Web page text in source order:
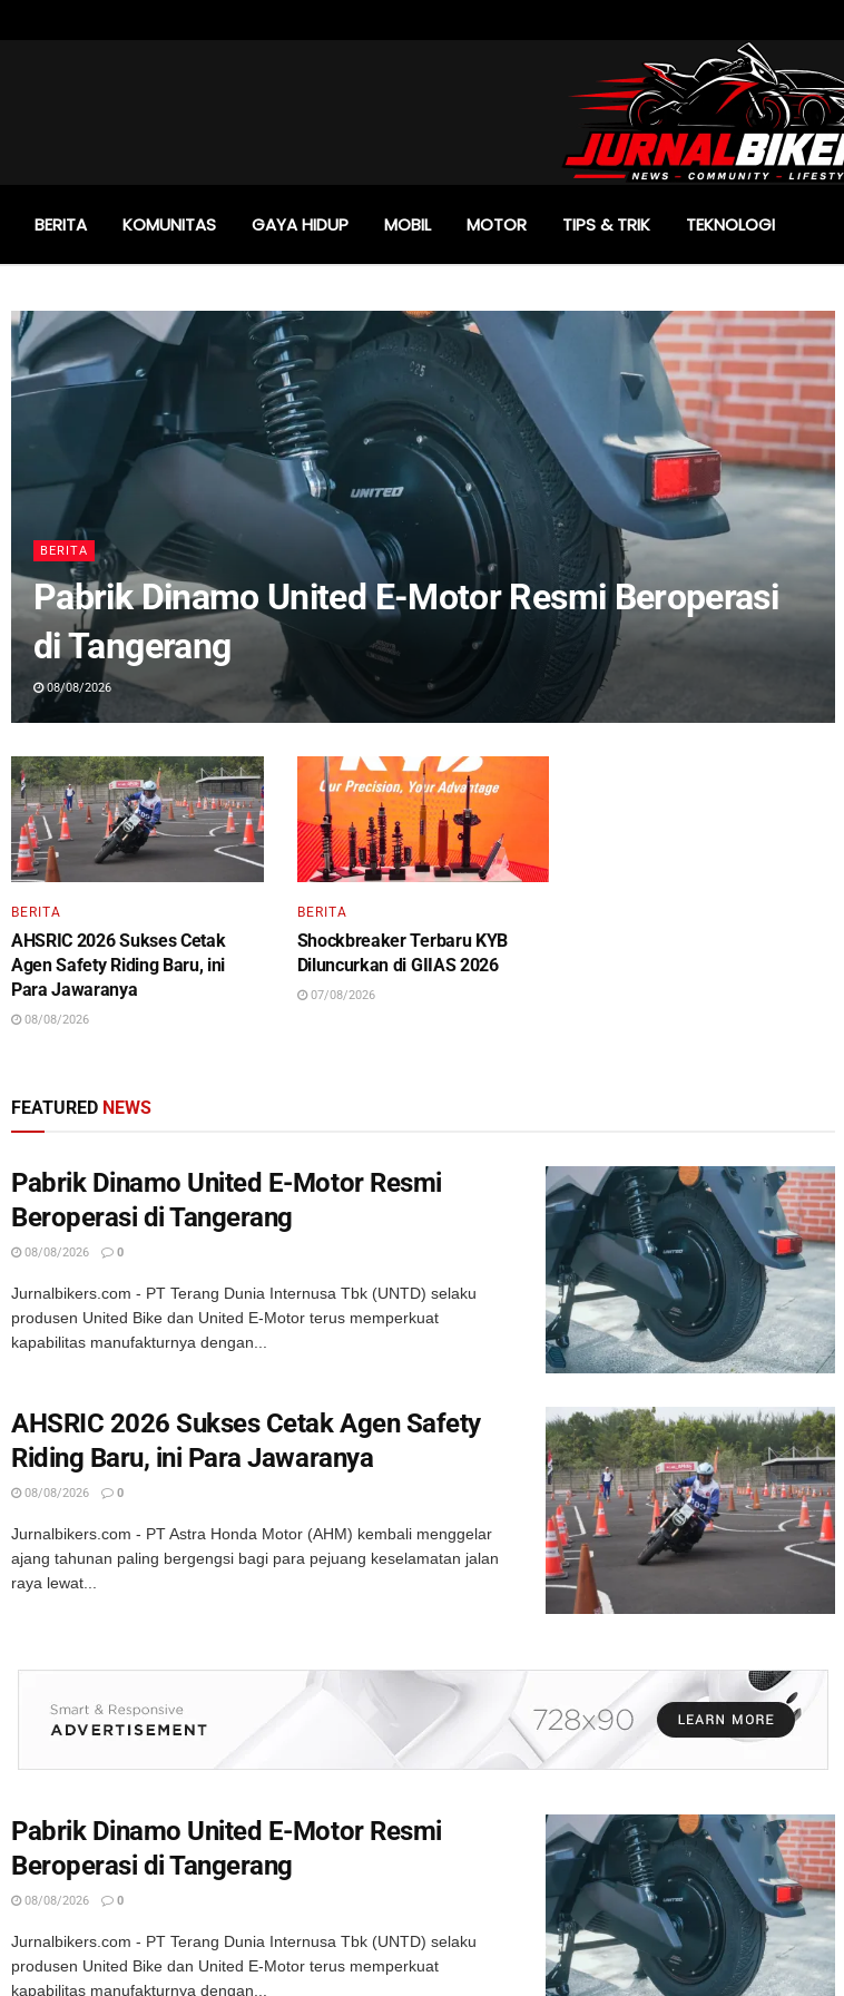
BERITA KOMUNITAS GAYA HIDUP MOBIL MOTOR TIPS & TRIK TEKNOLOGI
BERITA
Pabrik Dinamo United E-Motor Resmi Beroperasi
di Tangerang
08/08/2026
BERITA
AHSRIC 2026 Sukses Cetak
Agen Safety Riding Baru, ini
Para Jawaranya
08/08/2026
BERITA
Shockbreaker Terbaru KYB
Diluncurkan di GIIAS 2026
07/08/2026
FEATURED NEWS
Pabrik Dinamo United E-Motor Resmi
Beroperasi di Tangerang
08/08/2026 0
Jurnalbikers.com - PT Terang Dunia Internusa Tbk (UNTD) selaku
produsen United Bike dan United E-Motor terus memperkuat
kapabilitas manufakturnya dengan...
AHSRIC 2026 Sukses Cetak Agen Safety
Riding Baru, ini Para Jawaranya
08/08/2026 0
Jurnalbikers.com - PT Astra Honda Motor (AHM) kembali menggelar
ajang tahunan paling bergengsi bagi para pejuang keselamatan jalan
raya lewat...
Pabrik Dinamo United E-Motor Resmi
Beroperasi di Tangerang
08/08/2026 0
Jurnalbikers.com - PT Terang Dunia Internusa Tbk (UNTD) selaku
produsen United Bike dan United E-Motor terus memperkuat
kapabilitas manufakturnya dengan...